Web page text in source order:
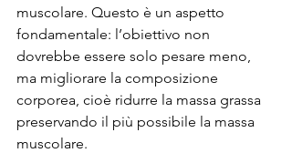
muscolare. Questo è un aspetto
fondamentale: l’obiettivo non
dovrebbe essere solo pesare meno,
ma migliorare la composizione
corporea, cioè ridurre la massa grassa
preservando il più possibile la massa
muscolare.